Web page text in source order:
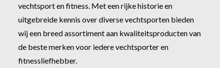
vechtsport en fitness. Met een rijke historie en
uitgebreide kennis over diverse vechtsporten bieden
wij een breed assortiment aan kwaliteitsproducten van
de beste merken voor iedere vechtsporter en
fitnessliefhebber.